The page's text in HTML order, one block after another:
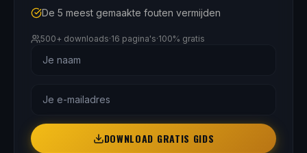
De 5 meest gemaakte fouten vermijden
500+ downloads·16 pagina's·100% gratis
DOWNLOAD GRATIS GIDS